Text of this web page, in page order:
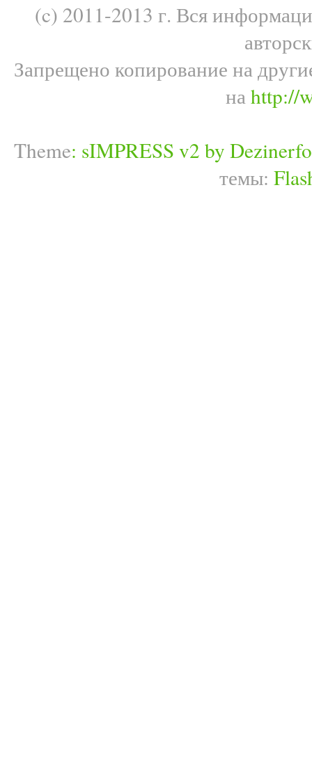
(c) 2011-2013 г. Вся
Запрещено копирование на
наhttp://
Theme: sIMPRESS v2 by
темы: